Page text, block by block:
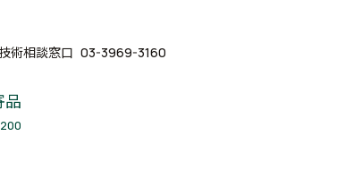
技術相談窓口 03-3969-3160
品